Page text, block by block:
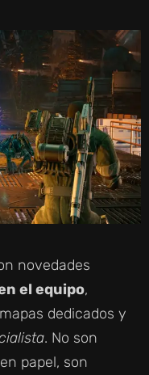
novedades
el equipo,
dedicados y
. No son
papel, son